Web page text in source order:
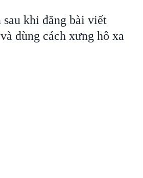
khi đăng bài viết
dùng cách xưng hô xa